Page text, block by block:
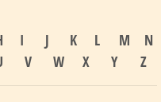
I J K L M
N
V W X Y Z